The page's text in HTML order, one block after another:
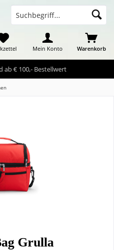
ab € 100,- Bestellwert
Warenkorb
Mein Konto
Grulla